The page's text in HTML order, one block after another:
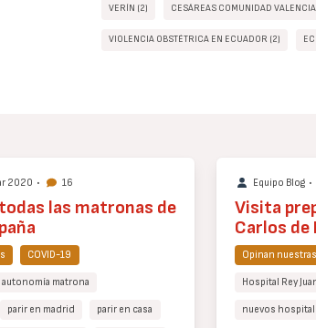
VERÍN (2) CESÁREAS COMUNIDAD
VIOLENCIA OBSTÉTRICA EN ECUADOR (2)
2020 • 16
las matronas de
COVID-19
autonomía matrona
parir en madrid parir en casa
Equipo Blog•
Visita
Carlos de
Opinan
Hospital Rey
nuevos